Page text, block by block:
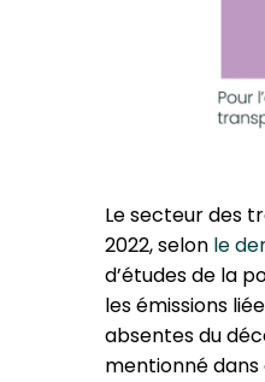
Le secteur des
2022, selon le
d’études de la
les émissions
absentes du
mentionné dans